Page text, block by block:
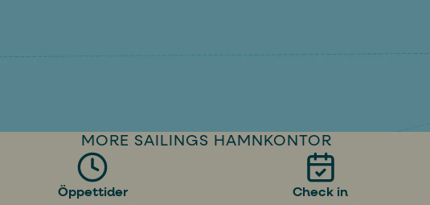
MORE SAILINGS HAMNKONTOR
Öppettider
Check in